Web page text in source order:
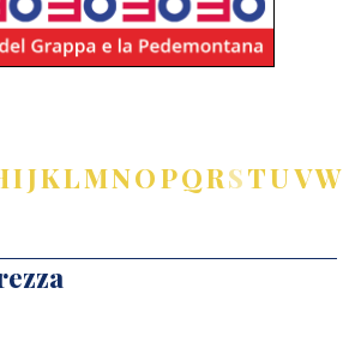
IJKLMNOPQRSTUVW